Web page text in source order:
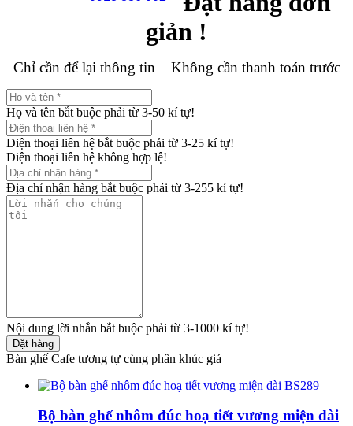
giản !
Chỉ cần để lại thông tin – Không cần thanh toán trước
Họ và tên bắt buộc phải từ 3-50 kí tự!
Điện thoại liên hệ bắt buộc phải từ 3-25 kí tự!
Điện thoại liên hệ không hợp lệ!
Địa chỉ nhận hàng bắt buộc phải từ 3-255 kí tự!
Nội dung lời nhắn bắt buộc phải từ 3-1000 kí tự!
Đặt hàng
Bàn ghế Cafe tương tự cùng phân khúc giá
Bộ bàn ghế nhôm đúc hoạ tiết vương miện dài